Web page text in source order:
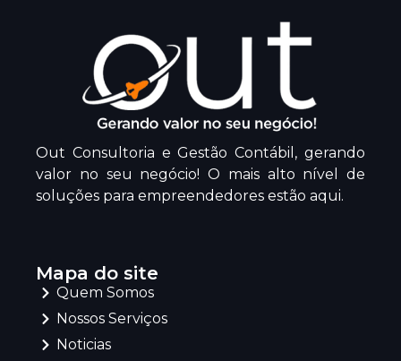
Out Consultoria e Gestão Contábil, gerando
valor no seu negócio! O mais alto nível de
soluções para empreendedores estão aqui.
Mapa do site
Quem Somos
Nossos Serviços
Noticias